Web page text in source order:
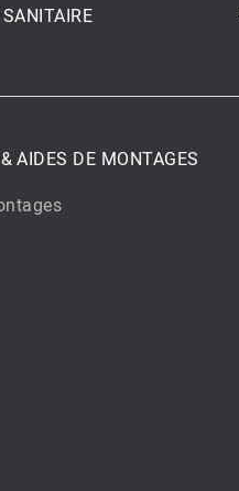
AIDES DE MONTAGES